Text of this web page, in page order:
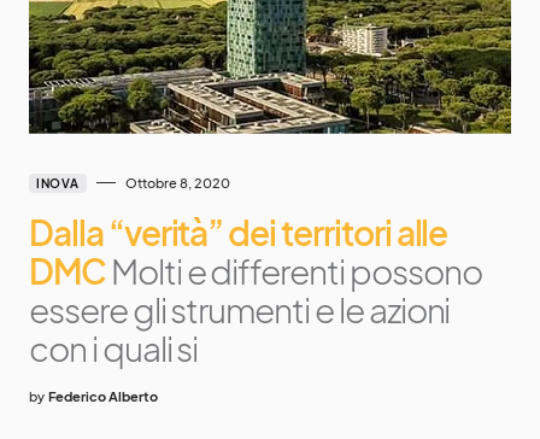
INOVA Ottobre 8, 2020
Dalla “verità” dei territori alle
DMCMolti e differenti possono
essere gli strumenti e le azioni
con i quali si
by Federico Alberto